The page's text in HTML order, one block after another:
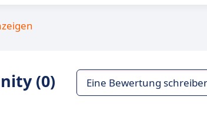
(0) Eine Bewertung